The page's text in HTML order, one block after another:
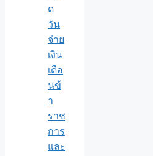
ด
วัน
จ่าย
เงิน
เดือ
นข้
า
ราช
การ
และ